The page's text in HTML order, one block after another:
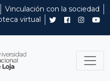
Vinculación con la sociedad
virtual